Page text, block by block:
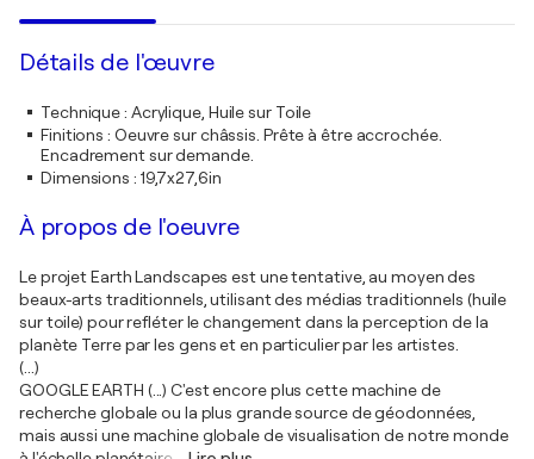
Détails de l'œuvre
Technique: Acrylique, Huile sur Toile
Finitions : Oeuvre sur châssis. Prête à être accrochée.
Encadrement sur demande.
Dimensions : 19,7x27,6in
À propos de l'oeuvre
Le projet Earth Landscapes est une tentative, au moyen des
beaux-arts traditionnels, utilisant des médias traditionnels (huile
sur toile) pour refléter le changement dans la perception de la
planète Terre par les gens et en particulier par les artistes.
(...)
GOOGLE EARTH (...) C'est encore plus cette machine de
recherche globale ou la plus grande source de géodonnées,
mais aussi une machine globale de visualisation de notre monde